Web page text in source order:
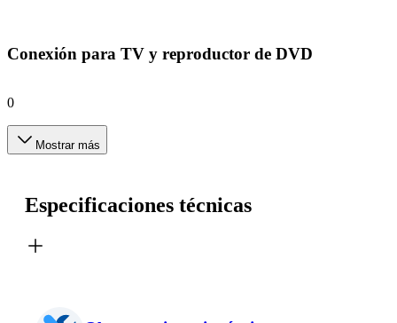
Conexión para TV y reproductor de DVD
0
Mostrar más
Especificaciones técnicas